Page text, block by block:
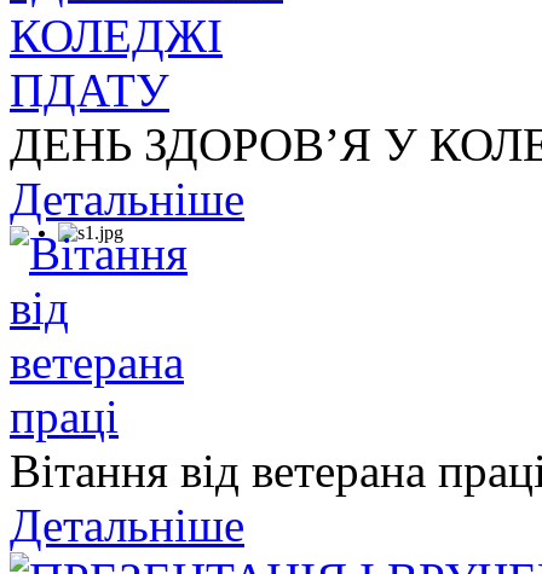
ДЕНЬ ЗДОРОВ’Я У
Детальніше
Вітання від ветерана
Детальніше